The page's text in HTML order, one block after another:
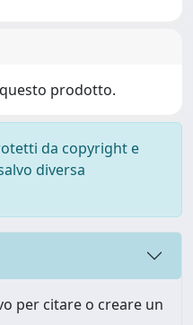
prodotto.
da copyright e
diversa
per citare o creare un